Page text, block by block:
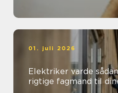
01. juli 2026
Elektriker varde sådan vælger du den
rigtige fagmand til